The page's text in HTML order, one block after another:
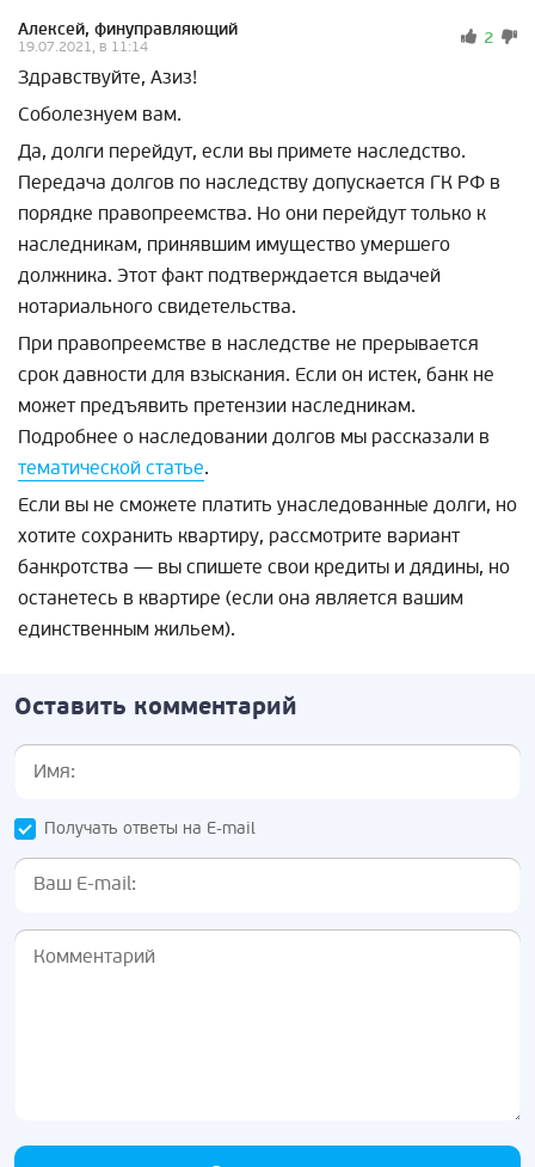
Алексей, финуправляющий
19.07.2021, в 11:14 2
Здравствуйте, Азиз!
Соболезнуем вам.
Да, долги перейдут, если вы примете наследство.
Передача долгов по наследству допускается ГК РФ в
порядке правопреемства. Но они перейдут только к
наследникам, принявшим имущество умершего
должника. Этот факт подтверждается выдачей
нотариального свидетельства.
При правопреемстве в наследстве не прерывается
срок давности для взыскания. Если он истек, банк не
может предъявить претензии наследникам.
Подробнее о наследовании долгов мы рассказали в
тематической статье.
Если вы не сможете платить унаследованные долги, но
хотите сохранить квартиру, рассмотрите вариант
банкротства — вы спишете свои кредиты и дядины, но
останетесь в квартире (если она является вашим
единственным жильем).
Оставить комментарий
Получать ответы на E-mail